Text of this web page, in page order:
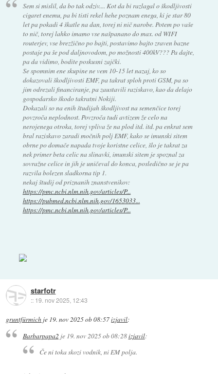
Sem si mislil, da bo tak odziv.... Kot da bi razlagal o škodljivosti
cigaret enemu, pa bi tisti rekel hehe poznam enega, ki je star 80
let pa pokadi 4 škatle na dan, torej ni nič narobe. Potem po vaše
to nič, torej lahko imamo vse našpanano do max. od WIFI
routerjev, vse brezžično po bajti, postavimo bajto zraven bazne
postaje pa še pod daljnovodom, po možnosti 400kV??? Pa dajte,
pa da vidimo, bodite poskusni zajčki.
Se spomnim ene skupine ne vem 10-15 let nazaj, ko so
dokazovali škodljivosti EMF, pa takrat sploh proti GSM, pa so
jim odrezali financiranje, pa zaustavili raziskavo, kao da delajo
gospodarsko škodo takratni Nokiji.
Dokazali so na enih študijah škodljivost na semenčice torej
povzroča neplodnost. Povzroča tudi avtizem že celo na
nerojenega otroka, torej vpliva že na plod itd. itd. pa enkrat sem
bral raziskavo zaradi močnih polj EMF, kako se imunski sitem
obrne po domače napada tvoje koristne celice, šlo je takrat za
nek primer beta celic na slinavki, imunski sitem je spoznal za
sovražne celice in jih je uničeval do konca, posledično se je pa
razvila bolezen sladkorna tip 1.
nekaj študij od priznanih znanstvenikov:
https://pmc.ncbi.nlm.nih.gov/articles/P...
https://pubmed.ncbi.nlm.nih.gov/1653033...
https://pmc.ncbi.nlm.nih.gov/articles/P...
starfotr
:: 19. nov 2025, 12:43
gruntfürmich je 19. nov 2025 ob 08:57izjavil:
Barbarpapa2je 19. nov 2025 ob 08:28izjavil:
Če ni toka skozi vodnik, ni EM polja.